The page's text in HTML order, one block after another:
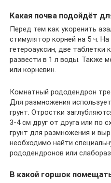
Какая почва подойдёт
Перед тем как укоренить
стимулятор корней на 5 ч.
гетероауксин, две таблетки
развести в 1 л воды. Также
или корневин.
Комнатный рододендрон
Для размножения
грунт. Отростки
3-4 см друг от друга или по
грунт для размножения и
необходимо найти
рододендронов или
В какой горшок